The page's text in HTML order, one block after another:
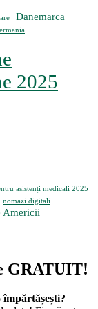
Danemarca
2025
asistenți medicali 2025
nomazi digitali
Americii
GRATUIT!